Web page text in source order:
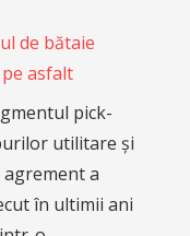
în favoarea
printr-un
noul
că un vehicul
un nivel de…